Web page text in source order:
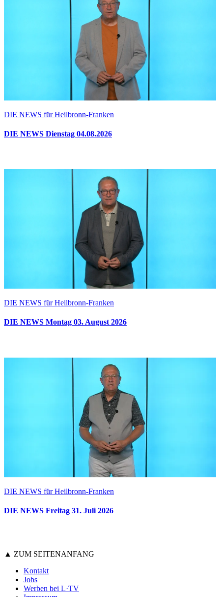
DIE NEWS für Heilbronn-Franken
DIE NEWS Dienstag 04.08.2026
DIE NEWS für Heilbronn-Franken
DIE NEWS Montag 03. August 2026
DIE NEWS für Heilbronn-Franken
DIE NEWS Freitag 31. Juli 2026
▲ ZUM SEITENANFANG
Kontakt
Jobs
Werben bei L·TV